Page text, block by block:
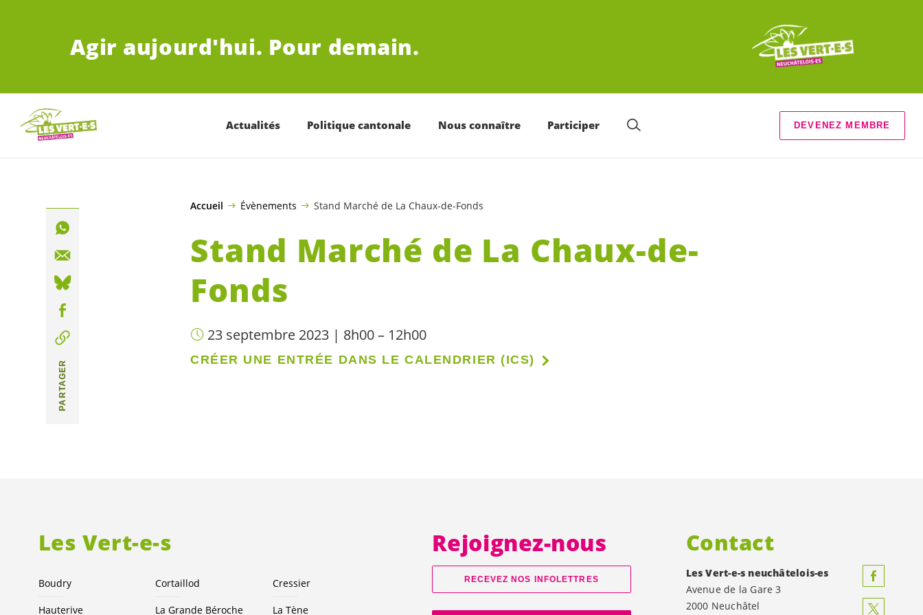
Agir aujourd'hui. Pour demain.
Actualités Politique cantonale Nous connaître Participer DEVENEZ MEMBRE
Accueil Évènements Stand Marché de La Chaux-de-Fonds
Stand Marché de La Chaux-de-
Fonds
23 septembre 2023 | 8h00 – 12h00
CRÉER UNE ENTRÉE DANS LE CALENDRIER (ICS)
PARTAGER
Les Vert-e-s
Boudry Cortaillod Cressier
Hauterive La Grande Béroche La Tène
Rejoignez-nous
RECEVEZ NOS INFOLETTRES
Contact
LesVert-e-s neuchâtelois-es
Avenue de la Gare 3
2000 Neuchâtel